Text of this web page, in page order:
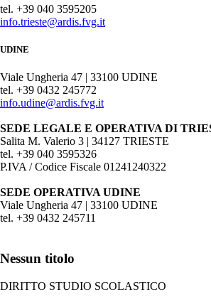
tel. +39 040 3595205
info.trieste@ardis.fvg.it
UDINE
Viale Ungheria 47 | 33100 UDINE
tel. +39 0432 245772
info.udine@ardis.fvg.it
SEDE LEGALE E OPERATIVA DI
Salita M. Valerio 3 | 34127 TRIESTE
tel. +39 040 3595326
P.IVA / Codice Fiscale 01241240322
SEDE OPERATIVA UDINE
Viale Ungheria 47 | 33100 UDINE
tel. +39 0432 245711
Nessun titolo
DIRITTO STUDIO SCOLASTICO